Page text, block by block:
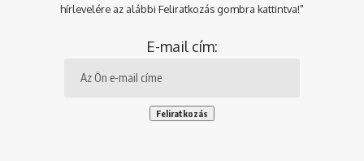
hírlevelére az alábbi Feliratkozás gombra kattintva!"
E-mail cím: